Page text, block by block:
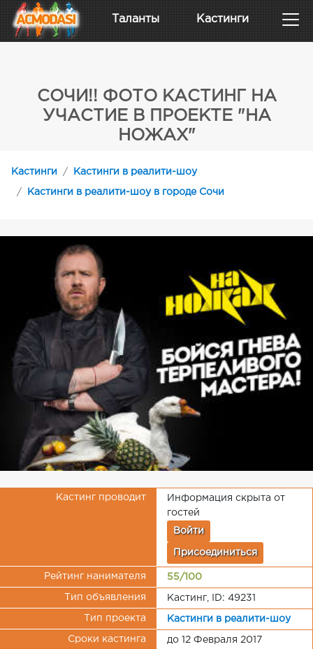
Таланты Кастинги
СОЧИ!! ФОТО КАСТИНГ НА
УЧАСТИЕ В ПРОЕКТЕ "НА
НОЖАХ"
Кастинги Кастинги в реалити-шоу
Кастинги в реалити-шоу в городе Сочи
Кастинг проводит
Информация скрыта от
гостей
Войти
Присоединиться
Рейтинг нанимателя 55/100
Тип объявления Кастинг, ID: 49231
Тип проекта Кастинги в реалити-шоу
Сроки кастинга до 12 Февраля 2017